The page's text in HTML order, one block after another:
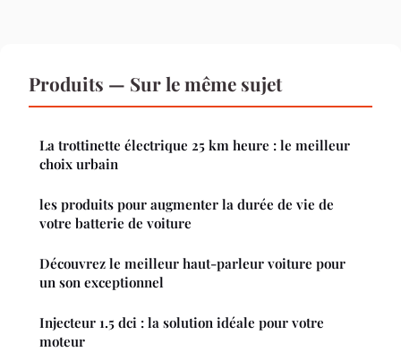
Produits — Sur le même sujet
La trottinette électrique 25 km heure : le meilleur
choix urbain
les produits pour augmenter la durée de vie de
votre batterie de voiture
Découvrez le meilleur haut-parleur voiture pour
un son exceptionnel
Injecteur 1.5 dci : la solution idéale pour votre
moteur